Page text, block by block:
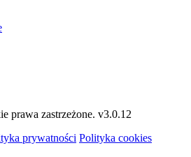
prawa zastrzeżone. v3.0.12
prywatności Polityka cookies